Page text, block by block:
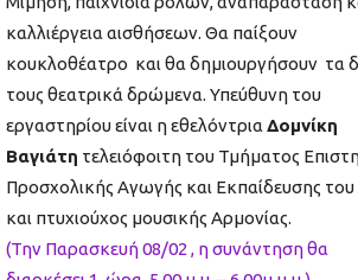
καλλιέργεια αισθήσεων. Θα παίξουν
κουκλοθέατρο και θα δημιουργήσουν τα
τους θεατρικά δρώμενα. Υπεύθυνη του
εργαστηρίου είναι η εθελόντρια Δομνίκη
Βαγιάτη τελειόφοιτη του Τμήματος
Προσχολικής Αγωγής και Εκπαίδευσης
και πτυχιούχος μουσικής Αρμονίας.
(Την Παρασκευή 08/02 , η συνάντηση θα